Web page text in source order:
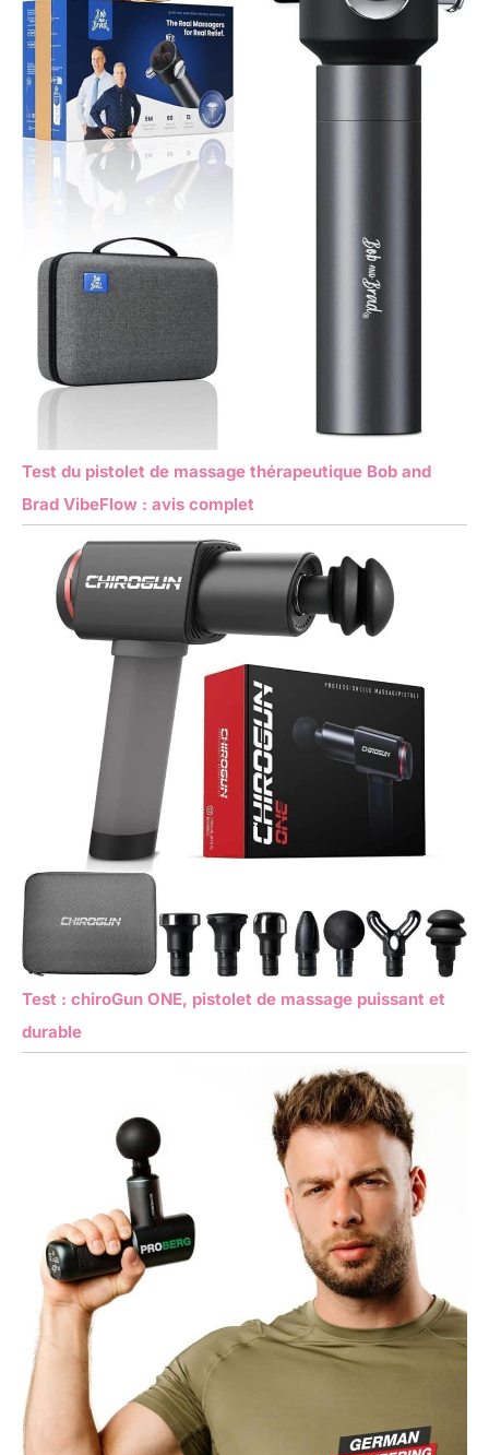
Test du pistolet de massage thérapeutique Bob and
Brad VibeFlow : avis complet
Test : chiroGun ONE, pistolet de massage puissant et
durable